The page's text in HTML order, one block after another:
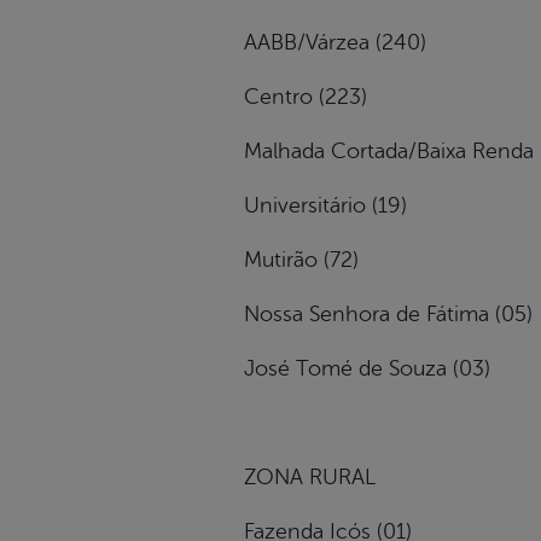
AABB/Várzea (240)
Centro (223)
Malhada Cortada/Baixa Renda
Universitário (19)
Mutirão (72)
Nossa Senhora de Fátima (05)
José Tomé de Souza (03)
ZONA RURAL
Fazenda Icós (01)